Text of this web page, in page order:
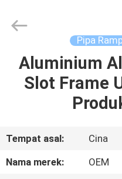
RUMAH
TENTANG
KAMI
Reserved.
Pipa
Aluminium
Slot Frame
Tempat asal:
Cina
Nama merek:
OEM